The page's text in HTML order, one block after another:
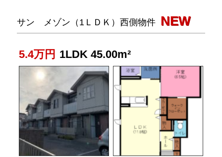
サン メゾン（1ＬＤＫ）西側物件 NEW
5.4万円 1LDK 45.00m²